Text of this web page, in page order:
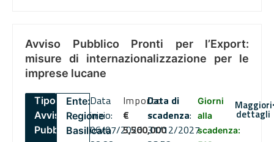
Avviso Pubblico Pronti per l’Export:
misure di internazionalizzazione per le
imprese lucane
Tipo:
Avviso
Pubblico
Ente:
Regione
Basilicata
Data
inizio:
06/07/2026
Importo
€
5,500,000
Data di
scadenza:
31/12/2027
Giorni
alla
scadenza:
Maggiori
dettagli